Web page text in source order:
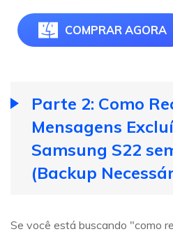
COMPRAR AGORA
Parte 2: Como
Mensagens
Samsung S22
(Backup
Se você está buscando "como